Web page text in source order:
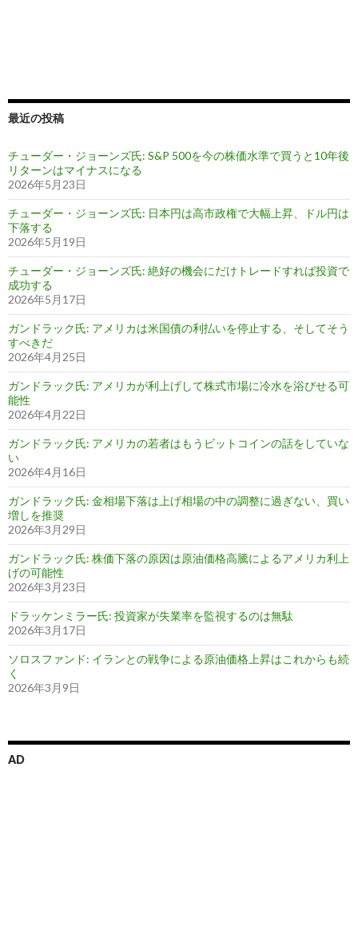
最近の投稿
チューダー・ジョーンズ氏: S&P 500を今の株価水準で買うと10年後
リターンはマイナスになる
2026年5月23日
チューダー・ジョーンズ氏: 日本円は高市政権で大幅上昇、ドル円は
下落する
2026年5月19日
チューダー・ジョーンズ氏: 絶好の機会にだけトレードすれば投資で
成功する
2026年5月17日
ガンドラック氏: アメリカは米国債の利払いを停止する、そしてそう
すべきだ
2026年4月25日
ガンドラック氏: アメリカが利上げして株式市場に冷水を浴びせる可
能性
2026年4月22日
ガンドラック氏: アメリカの若者はもうビットコインの話をしていな
い
2026年4月16日
ガンドラック氏: 金相場下落は上げ相場の中の調整に過ぎない、買い
増しを推奨
2026年3月29日
ガンドラック氏: 株価下落の原因は原油価格高騰によるアメリカ利上
げの可能性
2026年3月23日
ドラッケンミラー氏: 投資家が失業率を監視するのは無駄
2026年3月17日
ソロスファンド: イランとの戦争による原油価格上昇はこれからも続
く
2026年3月9日
AD